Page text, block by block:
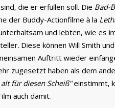
die er erfüllen soll. Die Bad-
der Buddy-Actionfilme à la
und lebten, wie es
Diese können Will Smith
Auftritt wieder
zugesetzt haben als dem
für diesen Scheiß"einstimmt,
auch damit.